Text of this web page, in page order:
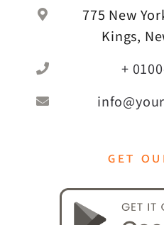
775 New
Kings,
+
GET